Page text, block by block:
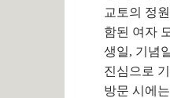
교토의 정
함된 여자
생일, 기념
진심으로
방문 시에